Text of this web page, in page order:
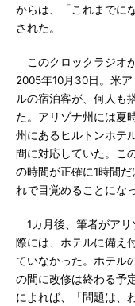
からは、「これまでに
された。
このクロックラジオ
2005年10月30日。米
ルの宿泊客が、何人も
た。アリゾナ州には夏
州にあるヒルトンホテ
間に対応していた。こ
の時間が正確に1時間
れで目覚めることにな
1カ月後、筆者がアリ
際には、ホテルに備え
ていなかった。ホテル
の間に改修は終わる予
によれば、「問題は、